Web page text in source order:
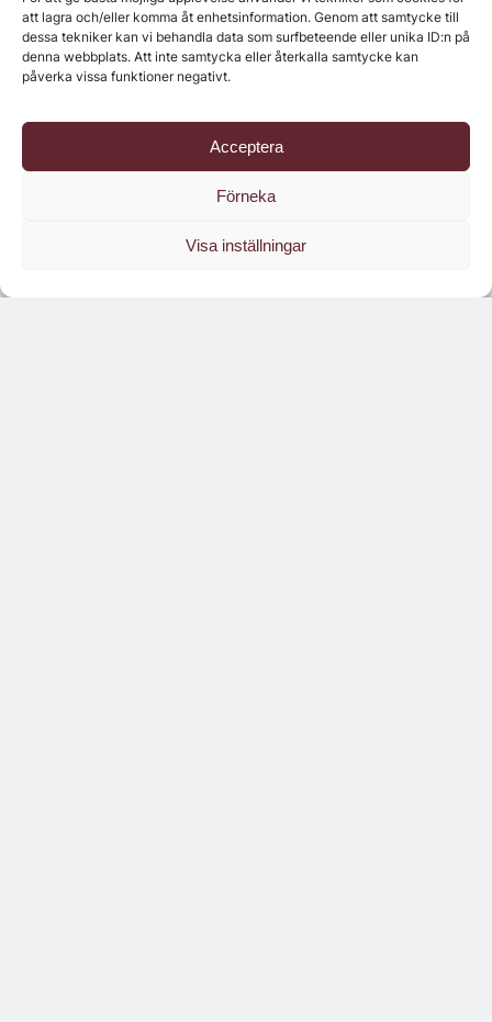
att lagra och/eller komma åt enhetsinformation. Genom att samtycke till
dessa tekniker kan vi behandla data som surfbeteende eller unika ID:n på
denna webbplats. Att inte samtycka eller återkalla samtycke kan
påverka vissa funktioner negativt.
Acceptera
Förneka
Visa inställningar